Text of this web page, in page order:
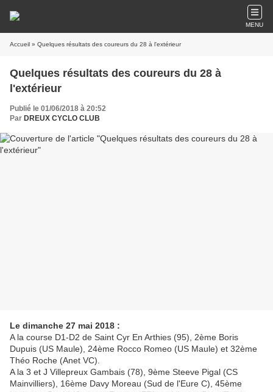
MENU
Accueil » Quelques résultats des coureurs du 28 à l'extérieur
Quelques résultats des coureurs du 28 à
l'extérieur
Publié le 01/06/2018 à 20:52
Par DREUX CYCLO CLUB
Le dimanche 27 mai 2018 :
A la course D1-D2 de Saint Cyr En Arthies (95), 2ème Boris
Dupuis (US Maule), 24ème Rocco Romeo (US Maule) et 32ème
Théo Roche (Anet VC).
A la 3 et J Villepreux Gambais (78), 9ème Steeve Pigal (CS
Mainvilliers), 16ème Davy Moreau (Sud de l'Eure C), 45ème